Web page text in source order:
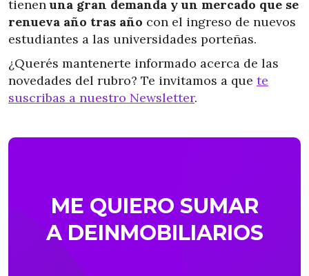
tienenuna gran demanda y un mercado que se
renueva año tras año con el ingreso de nuevos
estudiantes a las universidades porteñas.
¿Querés mantenerte informado acerca de las
novedades del rubro? Te invitamos a que te
suscribas a nuestro Newsletter.
ME QUIERO SUMAR
A DEINMOBILIARIOS